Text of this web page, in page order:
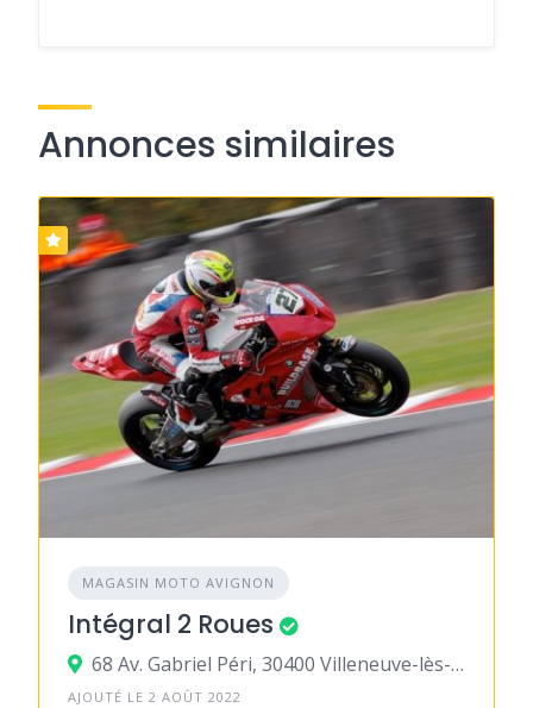
Annonces similaires
MAGASIN MOTO AVIGNON
Intégral 2 Roues
68 Av. Gabriel Péri, 30400 Villeneuve-lès-Avignon
AJOUTÉ LE 2 AOÛT 2022